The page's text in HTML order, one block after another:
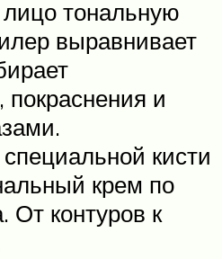
тональную
выравнивает
покраснения и
кисти
крем по
От контуров к